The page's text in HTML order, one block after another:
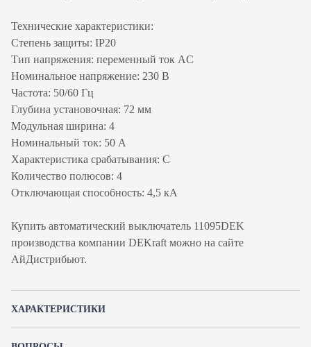
Технические характеристики:
Степень защиты: IP20
Тип напряжения: переменный ток AC
Номинальное напряжение: 230 В
Частота: 50/60 Гц
Глубина установочная: 72 мм
Модульная ширина: 4
Номинальный ток: 50 А
Характеристика срабатывания: C
Количество полюсов: 4
Отключающая способность: 4,5 кА
Купить автоматический выключатель 11095DEK
производства компании DEKraft можно на сайте
АйДистрибьют.
ХАРАКТЕРИСТИКИ